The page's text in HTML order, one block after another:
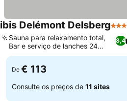
ibis Delémont Delsberg3
8,4
Sauna para relaxamento total,
Bar e serviço de lanches 24
horas
De € 113
Consulte os preços de 11 sites